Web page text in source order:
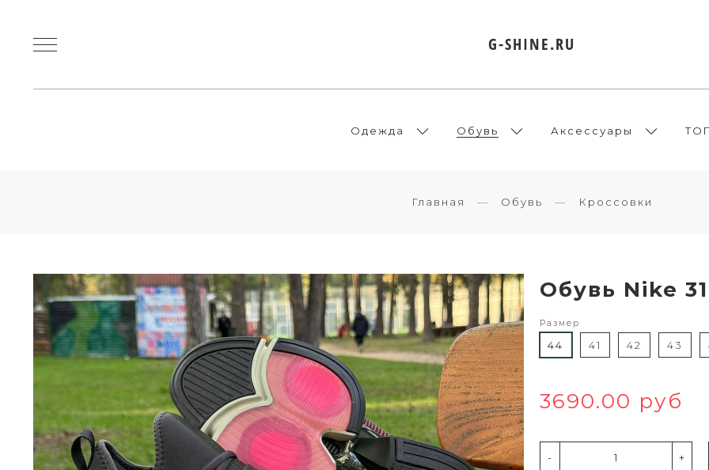
G-SHINE.RU
Одежда Обувь Аксессуары
Главная Обувь Кроссовки
Обувь Nike
Размер
44 41 42 43
3690.00 руб
- +